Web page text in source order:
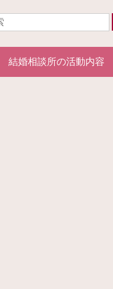
結婚相談所の活動内容